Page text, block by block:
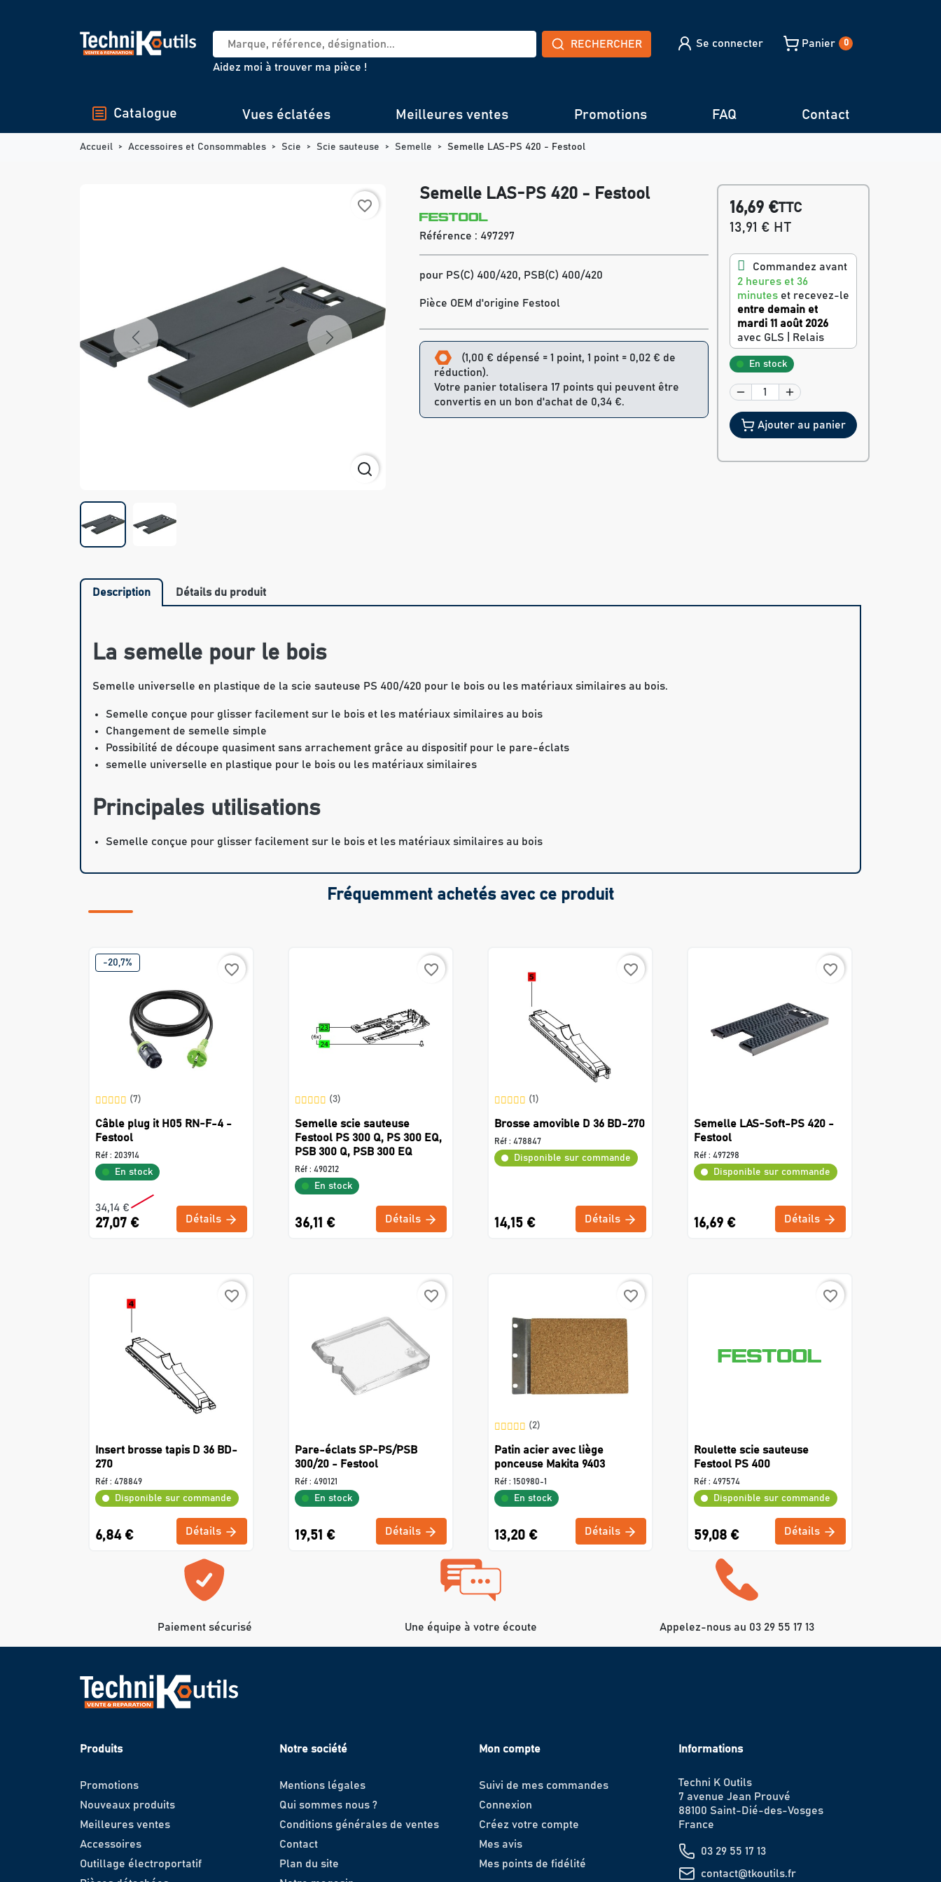
RECHERCHER
Aidez moi à trouver ma pièce !
Se connecter Panier 0
Catalogue Vues éclatées Meilleures ventes Promotions FAQ Contact
Accueil Accessoires et Consommables Scie Scie sauteuse Semelle Semelle LAS-PS 420 - Festool
favorite_border
Previous Next
Semelle LAS-PS 420 - Festool
Référence : 497297
pour PS(C) 400/420, PSB(C) 400/420
Pièce OEM d'origine Festool
(1,00 € dépensé = 1 point, 1 point = 0,02 € de
réduction).
Votre panier totalisera 17 points qui peuvent être
convertis en un bon d'achat de 0,34 €.
16,69 €TTC
13,91 € HT
Commandez avant
2 heures et 36
minuteset recevez-le
entre demain et
mardi 11 août 2026
avec GLS | Relais
En stock
Ajouter au panier
Description Détails du produit
La semelle pour le bois
Semelle universelle en plastique de la scie sauteuse PS 400/420 pour le bois ou les matériaux similaires au bois.
Semelle conçue pour glisser facilement sur le bois et les matériaux similaires au bois
Changement de semelle simple
Possibilité de découpe quasiment sans arrachement grâce au dispositif pour le pare-éclats
semelle universelle en plastique pour le bois ou les matériaux similaires
Principales utilisations
Semelle conçue pour glisser facilement sur le bois et les matériaux similaires au bois
Fréquemment achetés avec ce produit
-20,7% favorite_border
(7)
Câble plug it H05 RN-F-4 -
Festool
Réf : 203914
En stock
34,14 €
27,07 € Détails
favorite_border
(3)
Semelle scie sauteuse
Festool PS 300 Q, PS 300 EQ,
PSB 300 Q, PSB 300 EQ
Réf : 490212
En stock
36,11 € Détails
favorite_border
(1)
Brosse amovible D 36 BD-270
Réf : 478847
Disponible sur commande
14,15 € Détails
favorite_border
Semelle LAS-Soft-PS 420 -
Festool
Réf : 497298
Disponible sur commande
16,69 € Détails
favorite_border
Insert brosse tapis D 36 BD-
270
Réf : 478849
Disponible sur commande
6,84 € Détails
favorite_border
Pare-éclats SP-PS/PSB
300/20 - Festool
Réf : 490121
En stock
19,51 € Détails
favorite_border
(2)
Patin acier avec liège
ponceuse Makita 9403
Réf : 150980-1
En stock
13,20 € Détails
favorite_border
Roulette scie sauteuse
Festool PS 400
Réf : 497574
Disponible sur commande
59,08 € Détails
Paiement sécurisé Une équipe à votre écoute Appelez-nous au 03 29 55 17 13
Produits
Promotions
Nouveaux produits
Meilleures ventes
Accessoires
Outillage électroportatif
Notre société
Mentions légales
Qui sommes nous ?
Conditions générales de ventes
Contact
Plan du site
Mon compte
Suivi de mes commandes
Connexion
Créez votre compte
Mes avis
Mes points de fidélité
Informations
Techni K Outils
7 avenue Jean Prouvé
88100 Saint-Dié-des-Vosges
France
03 29 55 17 13
contact@tkoutils.fr